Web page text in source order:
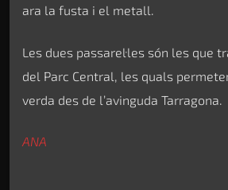
ara la fusta i el metall.
Les dues passarel·les són les que
del Parc Central, les quals
verda des de l’avinguda Tarragona.
ANA